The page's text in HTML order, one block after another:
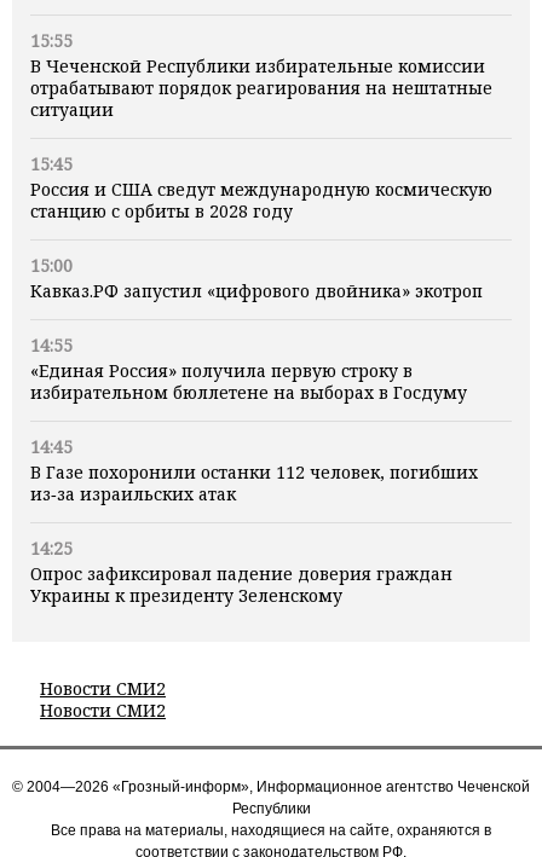
15:55
В Чеченской Республики избирательные комиссии
отрабатывают порядок реагирования на нештатные
ситуации
15:45
Россия и США сведут международную космическую
станцию с орбиты в 2028 году
15:00
Кавказ.РФ запустил «цифрового двойника» экотроп
14:55
«Единая Россия» получила первую строку в
избирательном бюллетене на выборах в Госдуму
14:45
В Газе похоронили останки 112 человек, погибших
из‑за израильских атак
14:25
Опрос зафиксировал падение доверия граждан
Украины к президенту Зеленскому
Новости СМИ2
Новости СМИ2
© 2004—2026 «Грозный-информ», Информационное агентство Чеченской
Республики
Все права на материалы, находящиеся на сайте, охраняются в
соответствии с законодательством РФ.